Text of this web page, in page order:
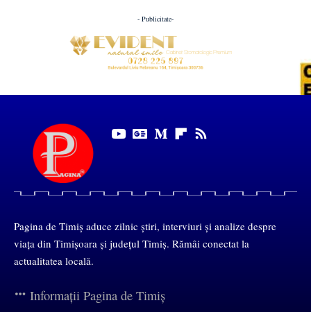
- Publicitate-
Pagina de Timiș aduce zilnic știri, interviuri și analize despre
viața din Timișoara și județul Timiș. Rămâi conectat la
actualitatea locală.
Informații Pagina de Timiș